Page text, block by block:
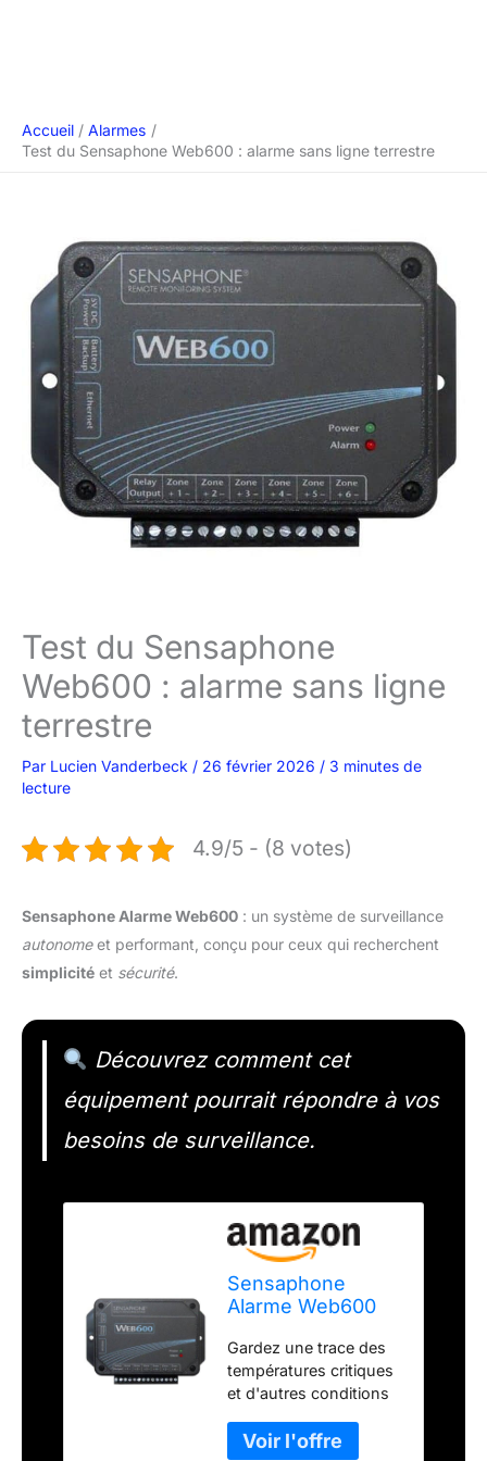
Accueil
Alarmes
Test du Sensaphone Web600 : alarme sans ligne terrestre
Test du Sensaphone
Web600 : alarme sans ligne
terrestre
Par Lucien Vanderbeck / 26 février 2026 / 3 minutes de
lecture
4.9/5 - (8 votes)
Sensaphone Alarme Web600 : un système de surveillance
autonomeet performant, conçu pour ceux qui recherchent
simplicité et sécurité.
Découvrez comment cet
équipement pourrait répondre à vos
besoins de surveillance.
Sensaphone
Alarme Web600
Aucune Ligne
terrestre
nécessaire
Gardez une trace des
températures critiques
et d'autres conditions
une sirène ou un autre